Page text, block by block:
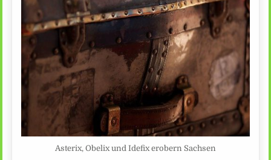
Asterix, Obelix und Idefix erobern Sachsen